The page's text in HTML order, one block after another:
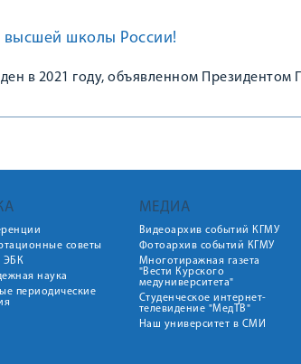
школы России!
в 2021 году, объявленном Президентом
советы
ЭБК
наука
периодические
МЕДИА
Видеоархив событий КГМУ
Фотоархив событий КГМУ
Многотиражная газета
"Вести Курского
медуниверситета"
Студенческое интернет-
телевидение "МедТВ"
Наш университет в СМИ